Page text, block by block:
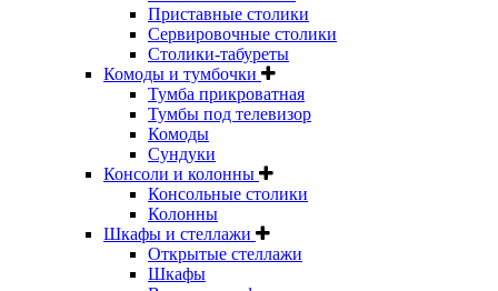
Приставные столики
Сервировочные столики
Столики-табуреты
Комоды и тумбочки
Тумба прикроватная
Тумбы под телевизор
Комоды
Сундуки
Консоли и колонны
Консольные столики
Колонны
Шкафы и стеллажи
Открытые стеллажи
Шкафы